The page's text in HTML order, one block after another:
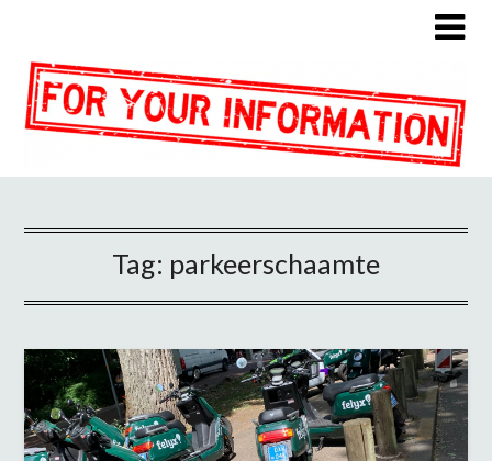
Tag: parkeerschaamte